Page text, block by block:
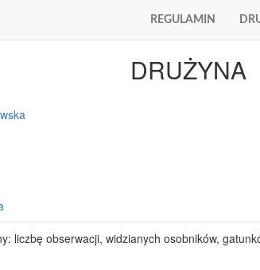
REGULAMIN
DRUŻYNA
liczbę obserwacji, widzianych osobników,